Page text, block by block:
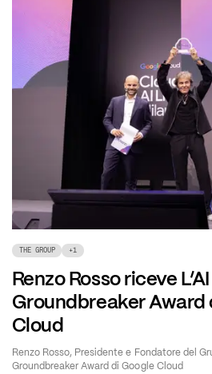
THE GROUP +1
Renzo Rosso riceve L’AI
Groundbreaker Award
Cloud
Renzo Rosso, Presidente e Fondatore del
Groundbreaker Award di Google Cloud